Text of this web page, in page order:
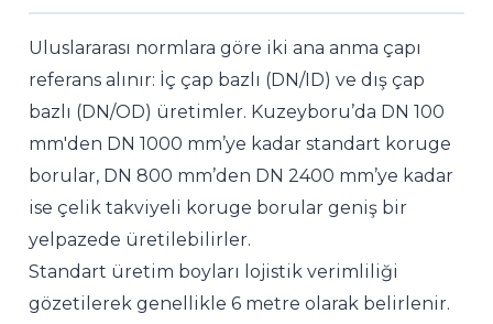
Uluslararası normlara göre iki ana anma çapı
referans alınır: İç çap bazlı (DN/ID) ve dış çap
bazlı (DN/OD) üretimler. Kuzeyboru’da DN 100
mm'den DN 1000 mm’ye kadar standart koruge
borular, DN 800 mm’den DN 2400 mm’ye kadar
ise çelik takviyeli koruge borular geniş bir
yelpazede üretilebilirler.
Standart üretim boyları lojistik verimliliği
gözetilerek genellikle 6 metre olarak belirlenir.